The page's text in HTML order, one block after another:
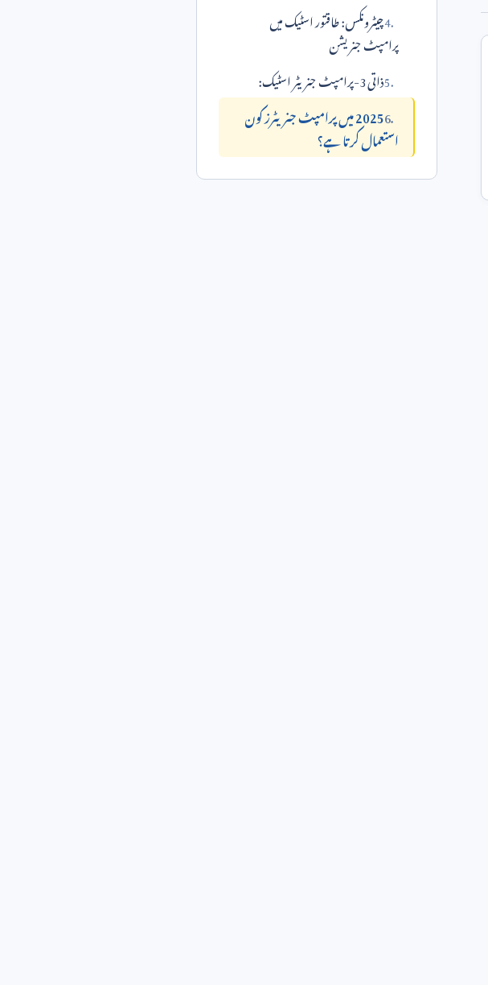
چیٹرونکس: طاقتور اسٹیک میں
پرامپٹ جنریشن
ذاتی 3-پرامپٹ جنریٹر اسٹیک:
2025 میں پرامپٹ جنریٹرز کون
استعمال کرتا ہے؟